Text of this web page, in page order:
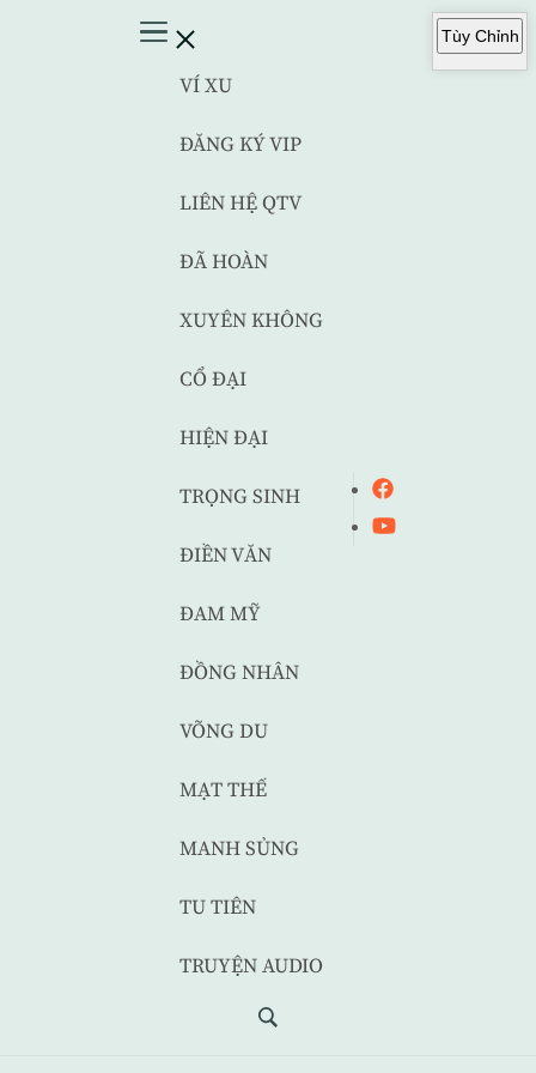
VÍ XU
ĐĂNG KÝ VIP
LIÊN HỆ QTV
ĐÃ HOÀN
XUYÊN KHÔNG
CỔ ĐẠI
HIỆN ĐẠI
TRỌNG SINH
ĐIỀN VĂN
ĐAM MỸ
ĐỒNG NHÂN
VÕNG DU
MẠT THẾ
MANH SỦNG
TU TIÊN
TRUYỆN AUDIO
Tùy Chỉnh